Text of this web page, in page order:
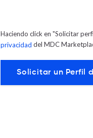
Haciendo click en "Solicitar
privacidad del MDC